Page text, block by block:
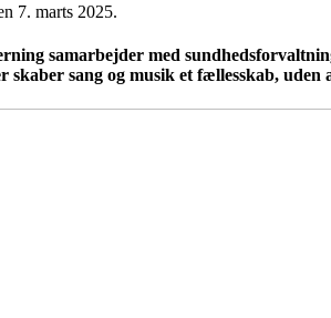
7. marts 2025.
samarbejder med
skaber sang og musik et fællesskab,